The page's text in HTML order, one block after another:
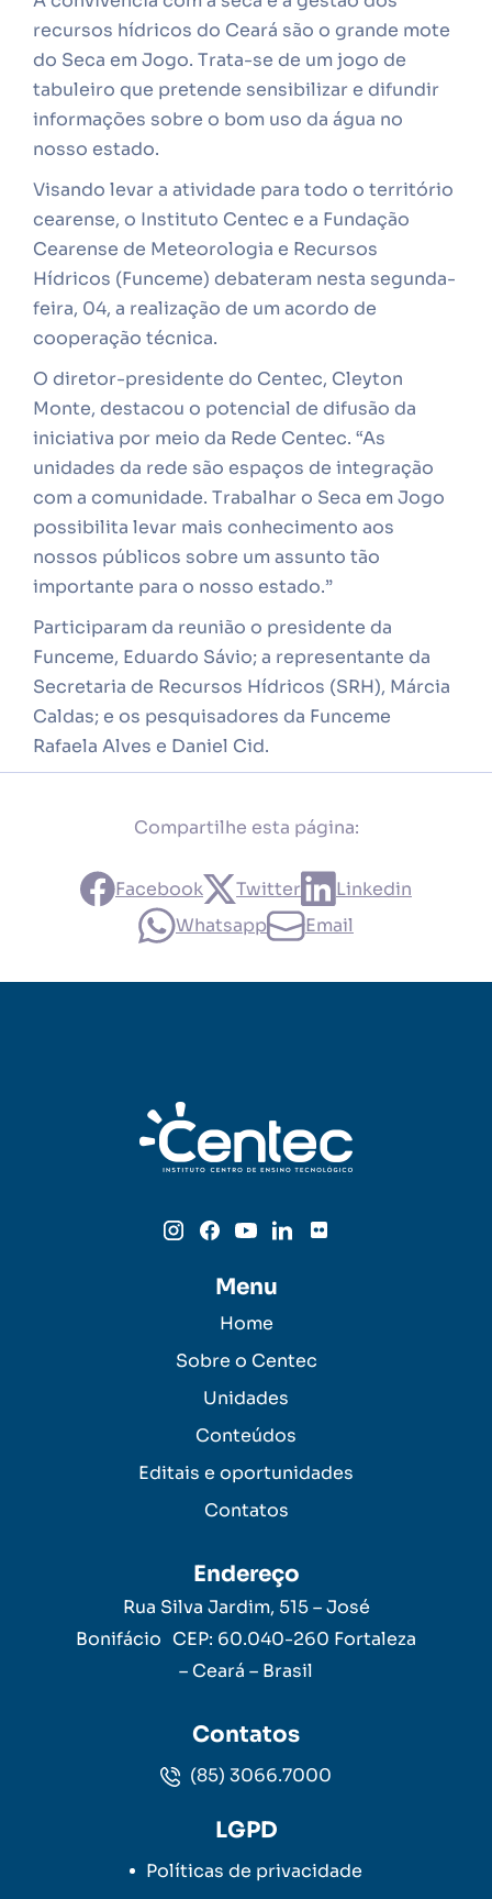
recursos hídricos do Ceará são o grande mote
do Seca em Jogo. Trata-se de um jogo de
tabuleiro que pretende sensibilizar e difundir
informações sobre o bom uso da água no
nosso estado.
Visando levar a atividade para todo o território
cearense, o Instituto Centec e a Fundação
Cearense de Meteorologia e Recursos
Hídricos (Funceme) debateram nesta segunda-
feira, 04, a realização de um acordo de
cooperação técnica.
O diretor-presidente do Centec, Cleyton
Monte, destacou o potencial de difusão da
iniciativa por meio da Rede Centec. “As
unidades da rede são espaços de integração
com a comunidade. Trabalhar o Seca em Jogo
possibilita levar mais conhecimento aos
nossos públicos sobre um assunto tão
importante para o nosso estado.”
Participaram da reunião o presidente da
Funceme, Eduardo Sávio; a representante da
Secretaria de Recursos Hídricos (SRH), Márcia
Caldas; e os pesquisadores da Funceme
Rafaela Alves e Daniel Cid.
Compartilhe esta página:
Facebook Twitter
Linkedin
Whatsapp
Email
Menu
Home
Sobre o Centec
Unidades
Conteúdos
Editais e oportunidades
Contatos
Endereço
Rua Silva Jardim, 515 – José
Bonifácio CEP: 60.040-260 Fortaleza
– Ceará – Brasil
Contatos
(85) 3066.7000
LGPD
Políticas de privacidade